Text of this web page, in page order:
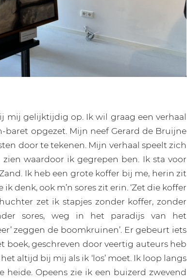
mij gelijktijdig op. Ik wil graag een verhaal
opgezet. Mijn neef Gerard de Bruijne
door te tekenen. Mijn verhaal speelt zich
waardoor ik gegrepen ben. Ik sta voor
Ik heb een grote koffer bij me, herin zit
denk, ook m’n sores zit erin. ‘Zet die koffer
zet ik stapjes zonder koffer, zonder
sores, weg in het paradijs van het
zeggen de boomkruinen’. Er gebeurt iets
boek, geschreven door veertig auteurs heb
altijd bij mij als ik ‘los’ moet. Ik loop langs
Opeens zie ik een buizerd zwevend